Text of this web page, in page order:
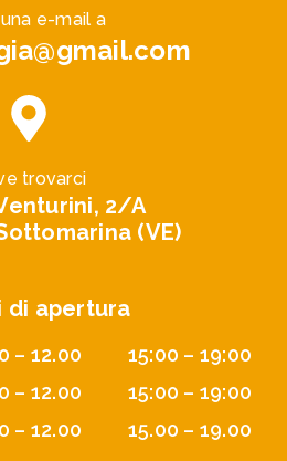
e-mail a
2/A
(VE)
trovarci
di apertura
– 12.00
15:00 – 19:00
– 12.00
15:00 – 19:00
– 12.00
15.00 – 19.00